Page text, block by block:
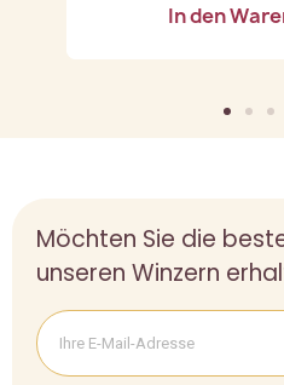
In den
Möchten Sie die
unseren Winzern